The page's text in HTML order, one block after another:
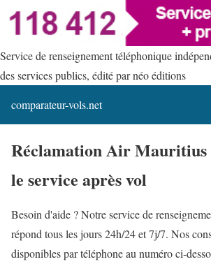
Service de renseignement téléphonique
des services publics, édité par néo éditions
comparateur-vols.net
Réclamation Air
le service après vol
Besoin d'aide ? Notre service de
répond tous les jours 24h/24 et 7j/7. Nos
disponibles par téléphone au numéro ci-